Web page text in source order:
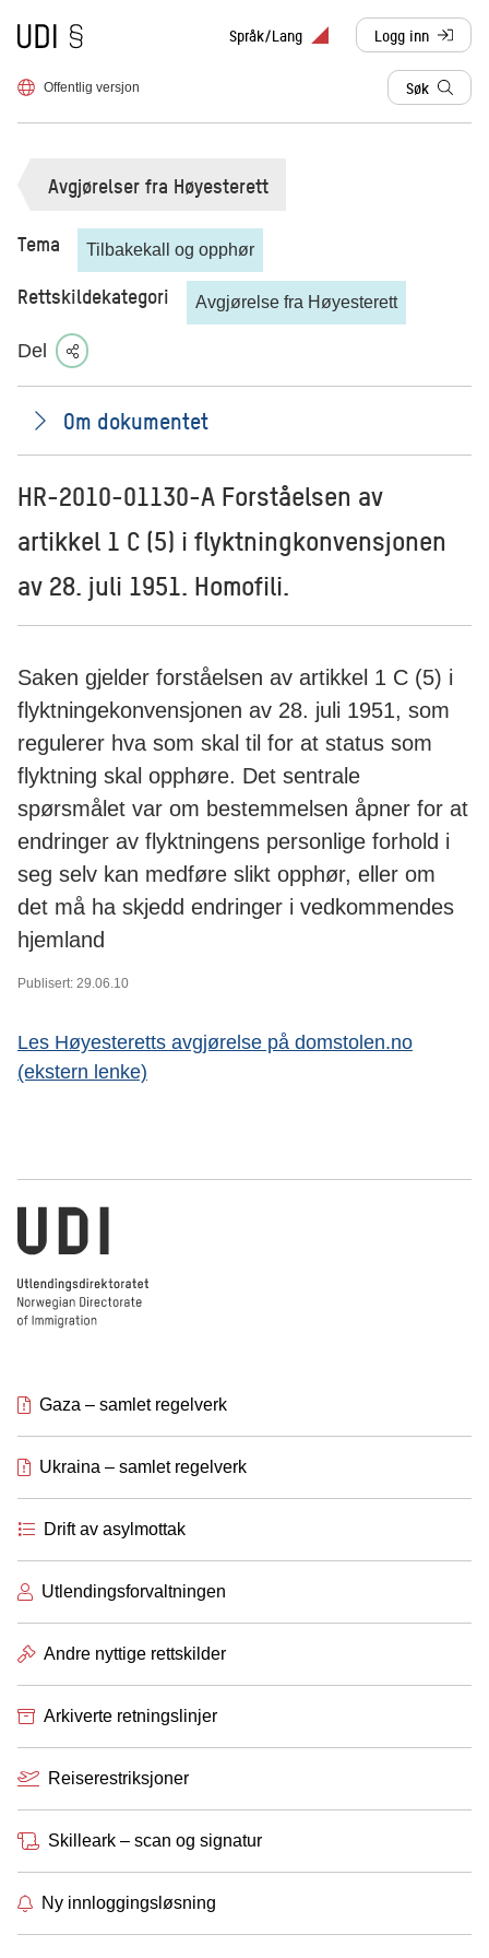
Til forsiden Språk/Lang Logg inn
, sendes til
Offentlig versjon Søk
Avgjørelser fra Høyesterett
Tema Tilbakekall og opphør
Rettskildekategori Avgjørelse fra Høyesterett
Del
Om dokumentet
HR-2010-01130-A Forståelsen av
artikkel 1 C (5) i flyktningkonvensjonen
av 28. juli 1951. Homofili.
Saken gjelder forståelsen av artikkel 1 C (5) i
flyktningekonvensjonen av 28. juli 1951, som
regulerer hva som skal til for at status som
flyktning skal opphøre. Det sentrale
spørsmålet var om bestemmelsen åpner for at
endringer av flyktningens personlige forhold i
seg selv kan medføre slikt opphør, eller om
det må ha skjedd endringer i vedkommendes
hjemland
Publisert: 29.06.10
Les Høyesteretts avgjørelse på domstolen.no
(ekstern lenke)
Utlendingsdirektoratet
Gaza – samlet regelverk
Ukraina – samlet regelverk
Drift av asylmottak
Utlendingsforvaltningen
Andre nyttige rettskilder
Arkiverte retningslinjer
Reiserestriksjoner
Skilleark – scan og signatur
Ny innloggingsløsning